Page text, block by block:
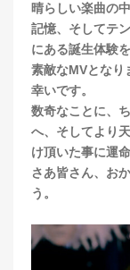
晴らしい楽曲の
記憶、そしてテ
にある誕生体験
素敵なMVとなり
幸いです。
数奇なことに、
へ、そしてより
け頂いた事に運
さあ皆さん、お
う。